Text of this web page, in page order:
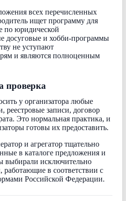
всех перечисленных
ищет программу для
по юридической
досуговые и хобби-программы
не уступают
и являются полноценным
проверка
у организатора любые
записи, договор
Это нормальная практика, и
готовы их предоставить.
и агрегатор тщательно
в каталоге предложения и
выбирали исключительно
в соответствии с
Российской Федерации.